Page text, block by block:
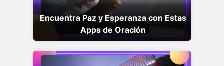
Encuentra Paz y Esperanza con Estas
Apps de Oración